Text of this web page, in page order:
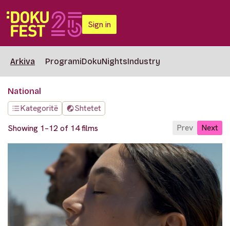
Sign in
Arkiva ProgramiDokuNightsIndustry
National
Kategoritë
Shtetet
Showing 1–12 of 14 films
Prev Next